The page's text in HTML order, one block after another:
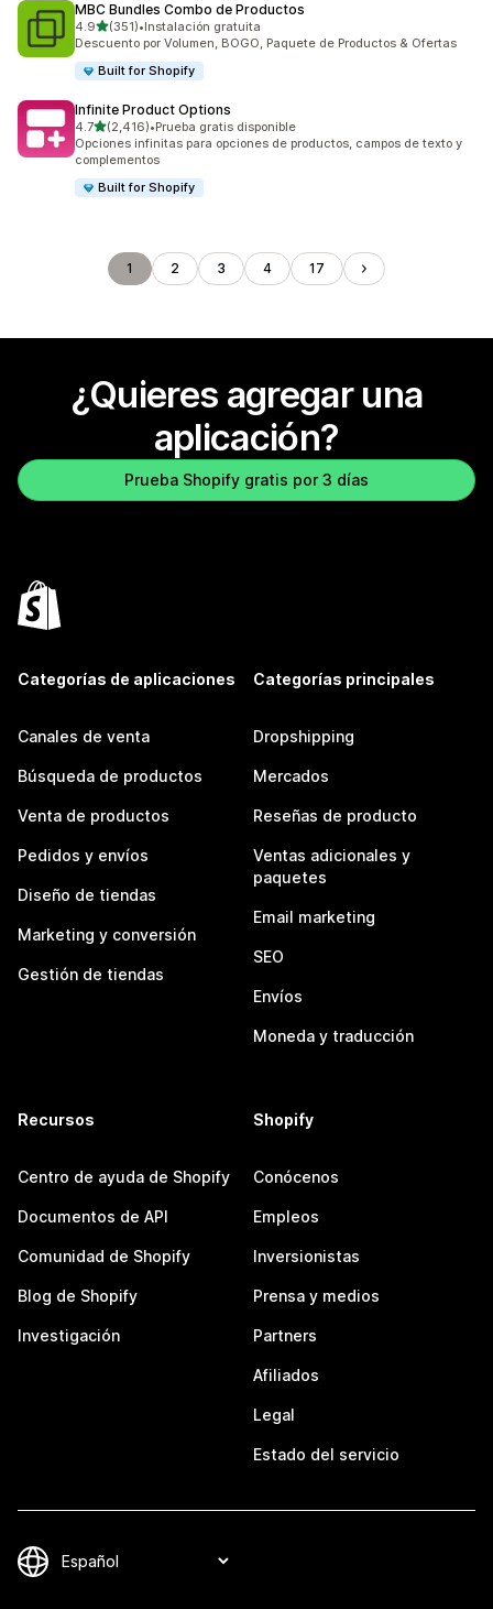
MBC Bundles Combo de Productos
4.9de 5 estrellas
(351)
351 reseñas en total
•Instalación gratuita
Descuento por Volumen, BOGO, Paquete de Productos & Ofertas
Built for Shopify
Infinite Product Options
4.7de 5 estrellas
(2,416)
2416 reseñas en total
•Prueba gratis disponible
Opciones infinitas para opciones de productos, campos de texto y
complementos
Built for Shopify
1 2 3 4 17
¿Quieres agregar una
aplicación?
Prueba Shopify gratis por 3 días
Categorías de aplicaciones
Canales de venta
Búsqueda de productos
Venta de productos
Pedidos y envíos
Diseño de tiendas
Marketing y conversión
Gestión de tiendas
Categorías principales
Dropshipping
Mercados
Reseñas de producto
Ventas adicionales y
paquetes
Email marketing
SEO
Envíos
Moneda y traducción
Recursos
Centro de ayuda de Shopify
Documentos de API
Comunidad de Shopify
Blog de Shopify
Investigación
Shopify
Conócenos
Empleos
Inversionistas
Prensa y medios
Partners
Afiliados
Legal
Estado del servicio